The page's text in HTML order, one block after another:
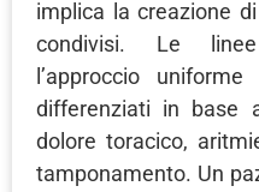
implica la creazione
condivisi. Le
l’approccio
differenziati in base
dolore toracico,
tamponamento. Un